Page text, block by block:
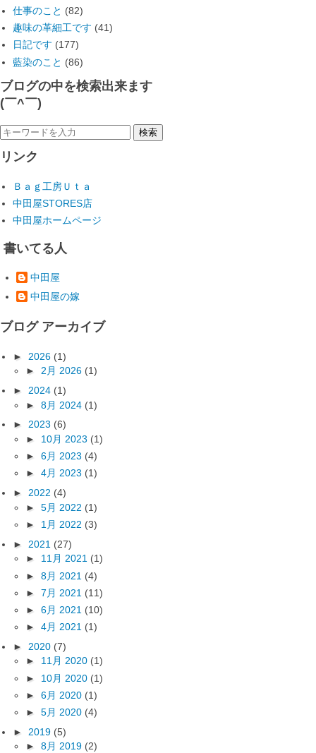
仕事のこと (82)
趣味の革細工です (41)
日記です (177)
藍染のこと (86)
ブログの中を検索出来ます
(￣^￣)ゞ
リンク
Ｂａｇ工房Ｕｔａ
中田屋STORES店
中田屋ホームページ
書いてる人
中田屋
中田屋の嫁
ブログ アーカイブ
► 2026 (1)
► 2月 2026 (1)
► 2024 (1)
► 8月 2024 (1)
► 2023 (6)
► 10月 2023 (1)
► 6月 2023 (4)
► 4月 2023 (1)
► 2022 (4)
► 5月 2022 (1)
► 1月 2022 (3)
► 2021 (27)
► 11月 2021 (1)
► 8月 2021 (4)
► 7月 2021 (11)
► 6月 2021 (10)
► 4月 2021 (1)
► 2020 (7)
► 11月 2020 (1)
► 10月 2020 (1)
► 6月 2020 (1)
► 5月 2020 (4)
► 2019 (5)
► 8月 2019 (2)